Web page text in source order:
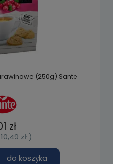
(250g) Sante
zł
10,49 zł )
do koszyka